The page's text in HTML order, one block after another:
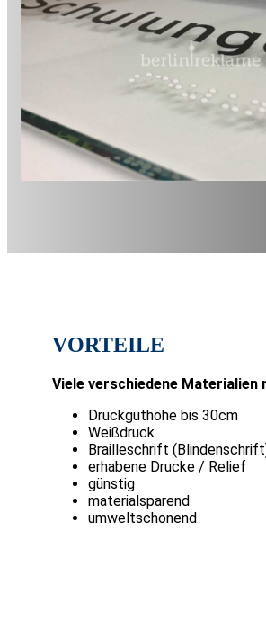
VORTEILE
Viele verschiedene Materialien
Druckguthöhe bis 30cm
Weißdruck
Brailleschrift
erhabene Drucke / Relief
günstig
materialsparend
umweltschonend